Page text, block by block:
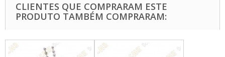
CLIENTES QUE COMPRARAM ESTE
PRODUTO TAMBÉM COMPRARAM: